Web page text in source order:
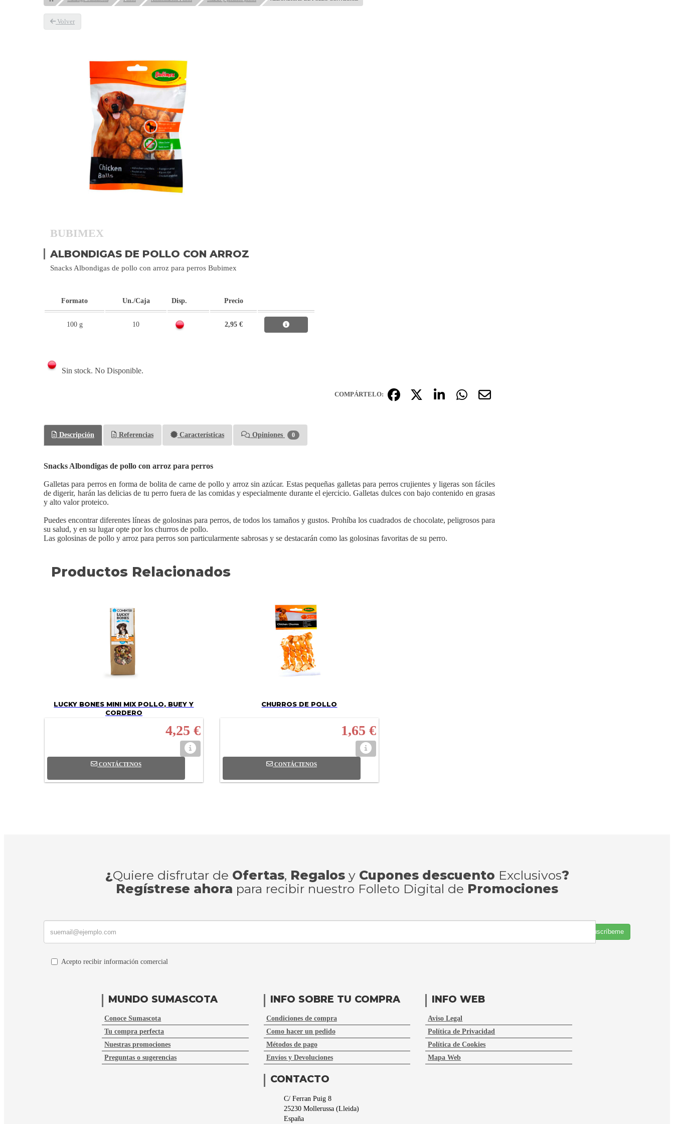
Volver
BUBIMEX
ALBONDIGAS DE POLLO CON ARROZ
Snacks Albondigas de pollo con arroz para perros Bubimex
Formato Un./Caja Disp. Precio
100 g 10 2,95 €
Sin stock. No Disponible.
COMPÁRTELO:
Descripción Referencias Características Opiniones 0
Snacks Albondigas de pollo con arroz para perros
Galletas para perros en forma de bolita de carne de pollo y arroz sin azúcar. Estas pequeñas galletas para perros crujientes y ligeras son fáciles
de digerir, harán las delicias de tu perro fuera de las comidas y especialmente durante el ejercicio. Galletas dulces con bajo contenido en grasas
y alto valor proteico.
Puedes encontrar diferentes líneas de golosinas para perros, de todos los tamaños y gustos. Prohíba los cuadrados de chocolate, peligrosos para
su salud, y en su lugar opte por los churros de pollo.
Las golosinas de pollo y arroz para perros son particularmente sabrosas y se destacarán como las golosinas favoritas de su perro.
Productos Relacionados
LUCKY BONES MINI MIX POLLO, BUEY Y
CORDERO
4,25 €
CONTÁCTENOS
CHURROS DE POLLO
1,65 €
CONTÁCTENOS
¿Quiere disfrutar de Ofertas, Regalosy Cupones descuento Exclusivos?
Regístrese ahora para recibir nuestro Folleto Digital de Promociones
Suscríbeme
Acepto recibir información comercial
MUNDO SUMASCOTA
Conoce Sumascota
Tu compra perfecta
Nuestras promociones
Preguntas o sugerencias
INFO SOBRE TU COMPRA
Condiciones de compra
Como hacer un pedido
Métodos de pago
Envíos y Devoluciones
INFO WEB
Aviso Legal
Política de Privacidad
Política de Cookies
Mapa Web
CONTACTO
C/ Ferran Puig 8
25230 Mollerussa(Lleida)
España